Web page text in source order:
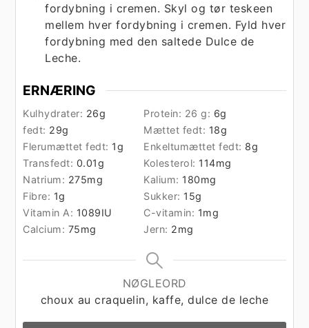
fordybning i cremen. Skyl og tør teskeen
mellem hver fordybning i cremen. Fyld hver
fordybning med den saltede Dulce de
Leche.
ERNÆRING
Kulhydrater: 26g Protein: 26 g: 6g
fedt: 29g Mættet fedt: 18g
Flerumættet fedt: 1g Enkeltumættet fedt: 8g
Transfedt: 0.01g Kolesterol: 114mg
Natrium: 275mg Kalium: 180mg
Fibre: 1g Sukker: 15g
Vitamin A: 1089IU C-vitamin: 1mg
Calcium: 75mg Jern: 2mg
NØGLEORD
choux au craquelin, kaffe, dulce de leche